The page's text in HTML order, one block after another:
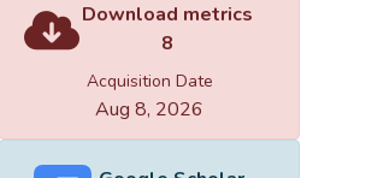
Download metrics
8
Acquisition Date
Aug 8, 2026